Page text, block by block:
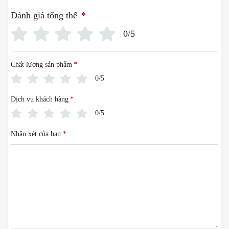
Đánh giá tổng thể *
0/5
Chất lượng sản phẩm *
0/5
Dịch vụ khách hàng *
0/5
Nhận xét của bạn *